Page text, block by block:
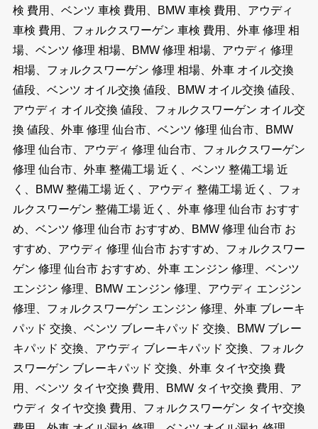
検 費用、ベンツ 車検 費用、BMW 車検 費用、アウディ
車検 費用、フォルクスワーゲン 車検 費用、外車 修理 相
場、ベンツ 修理 相場、BMW 修理 相場、アウディ 修理
相場、フォルクスワーゲン 修理 相場、外車 オイル交換
値段、ベンツ オイル交換 値段、BMW オイル交換 値段、
アウディ オイル交換 値段、フォルクスワーゲン オイル交
換 値段、外車 修理 仙台市、ベンツ 修理 仙台市、BMW
修理 仙台市、アウディ 修理 仙台市、フォルクスワーゲン
修理 仙台市、外車 整備工場 近く、ベンツ 整備工場 近
く、BMW 整備工場 近く、アウディ 整備工場 近く、フォ
ルクスワーゲン 整備工場 近く、外車 修理 仙台市 おすす
め、ベンツ 修理 仙台市 おすすめ、BMW 修理 仙台市 お
すすめ、アウディ 修理 仙台市 おすすめ、フォルクスワー
ゲン 修理 仙台市 おすすめ、外車 エンジン 修理、ベンツ
エンジン 修理、BMW エンジン 修理、アウディ エンジン
修理、フォルクスワーゲン エンジン 修理、外車 ブレーキ
パッド 交換、ベンツ ブレーキパッド 交換、BMW ブレー
キパッド 交換、アウディ ブレーキパッド 交換、フォルク
スワーゲン ブレーキパッド 交換、外車 タイヤ交換 費
用、ベンツ タイヤ交換 費用、BMW タイヤ交換 費用、ア
ウディ タイヤ交換 費用、フォルクスワーゲン タイヤ交換